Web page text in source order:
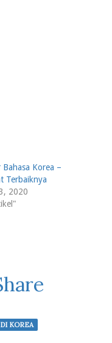
Bahasa Korea –
Terbaiknya
2020
KOREA